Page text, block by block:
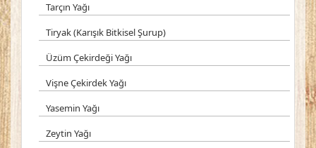
Tarçın Yağı
Tiryak (Karışık Bitkisel Şurup)
Üzüm Çekirdeği Yağı
Vişne Çekirdek Yağı
Yasemin Yağı
Zeytin Yağı